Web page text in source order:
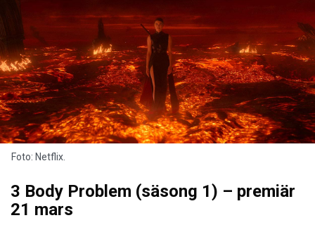
Foto: Netflix.
3 Body Problem (säsong 1) – premiär
21 mars